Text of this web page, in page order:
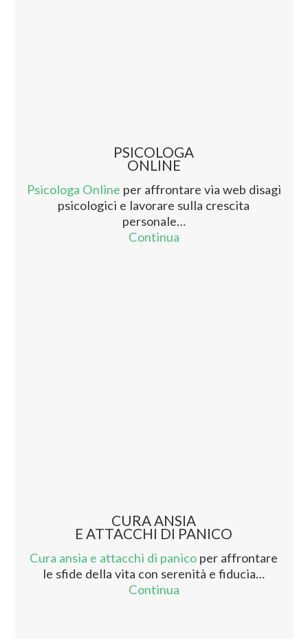
PSICOLOGA
ONLINE
Psicologa Online per affrontare via web disagi
psicologici e lavorare sulla crescita
personale…
Continua
CURA ANSIA
E ATTACCHI DI PANICO
Cura ansia e attacchi di panico per affrontare
le sfide della vita con serenità e fiducia…
Continua